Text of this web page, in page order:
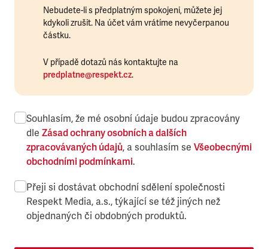
Nebudete-li s předplatným spokojeni, můžete jej
kdykoli zrušit. Na účet vám vrátíme nevyčerpanou
částku.
V případě dotazů nás kontaktujte na
predplatne@respekt.cz.
Souhlasím, že mé osobní údaje budou zpracovány
dle Zásad ochrany osobních a dalších
zpracovávaných údajů, a souhlasím se Všeobecnými
obchodními podmínkami.
Přeji si dostávat obchodní sdělení společnosti
Respekt Media, a.s., týkající se též jiných než
objednaných či obdobných produktů.